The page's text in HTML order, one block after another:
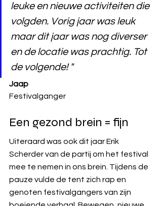
leuke en nieuwe activiteiten die
volgden. Vorig jaar was leuk
maar dit jaar was nog diverser
en de locatie was prachtig. Tot
de volgende! "
Jaap
Festivalganger
Een gezond brein = fijn
Uiteraard was ook dit jaar Erik
Scherder van de partij om het festival
mee te nemen in ons brein. Tijdens de
pauze vulde de tent zich rap en
genoten festivalgangers van zijn